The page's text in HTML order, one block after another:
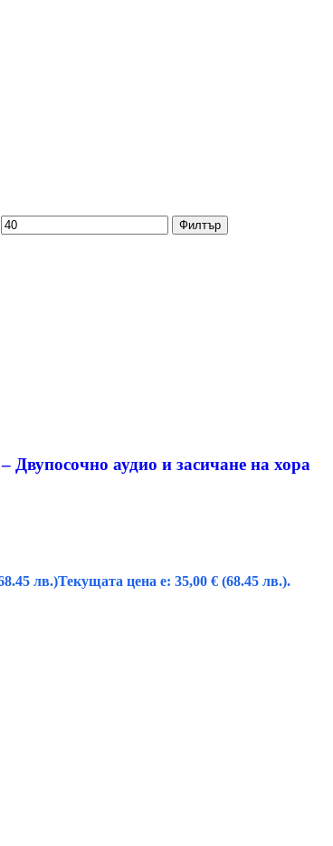
Филтър
аудио и засичане на хора
лв.)Текущата цена е: 35,00 € (68.45 лв.).